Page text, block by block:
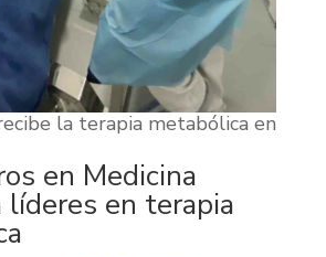
la terapia metabólica en
en Medicina
líderes en terapia